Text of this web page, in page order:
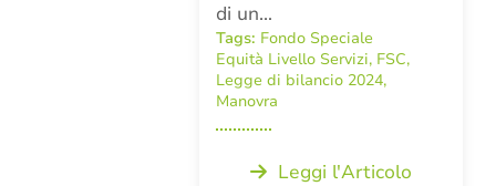
di un…
Tags: Fondo Speciale
Equità Livello Servizi, FSC,
Legge di bilancio 2024,
Manovra
Leggi l'Articolo